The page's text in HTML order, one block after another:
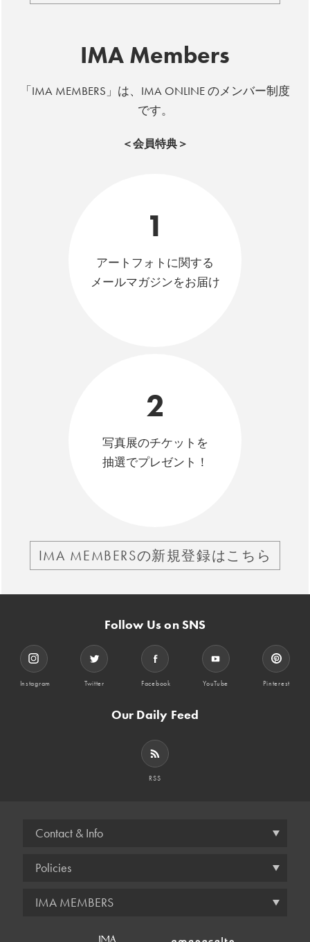
IMA Members
「IMA MEMBERS」は、IMA ONLINE のメンバー制度
です。
＜会員特典＞
1
アートフォトに関する
メールマガジンをお届け
2
写真展のチケットを
抽選でプレゼント！
IMA MEMBERSの新規登録はこちら
Follow Us on SNS
Instagram Twitter Facebook YouTube Pinterest
Our Daily Feed
RSS
Contact & Info
Policies
IMA MEMBERS